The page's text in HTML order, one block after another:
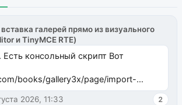
галерей прямо из визуального
и TinyMCE RTE)
Есть консольный скрипт Вот
books/gallery3x/page/import-
2026, 11:33 2